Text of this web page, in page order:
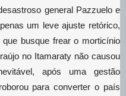
general Pazzuelo e
um leve ajuste retórico,
busque frear o morticínio
no Itamaraty não causou
após uma gestão
para converter o país